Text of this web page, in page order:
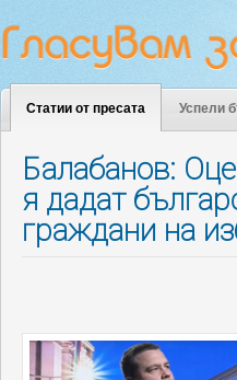
Статии от пресата Успели
Балабанов:
я дадат
граждани на